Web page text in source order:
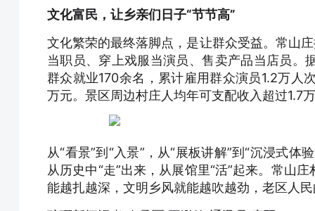
文化富民，让乡亲们日子“节节高”
文化繁荣的最终落脚点，是让群众受益。常山
当职员、穿上戏服当演员、售卖产品当店员。
群众就业170余名，累计雇用群众演员1.2万人
万元。景区周边村庄人均年可支配收入超过1.7
从“看景”到“入景”，从“展板讲解”到“沉浸式
从历史中“走”出来，从展馆里“活”起来。常山
能越扎越深，文明乡风就能越吹越劲，老区人